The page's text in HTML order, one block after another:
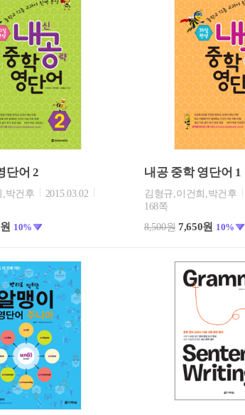
단어 2
,박건후
2015.03.02
10%
내공 중학 영단어 1
김형규,이건희,박건후
168쪽
8,500원 7,650원 10%